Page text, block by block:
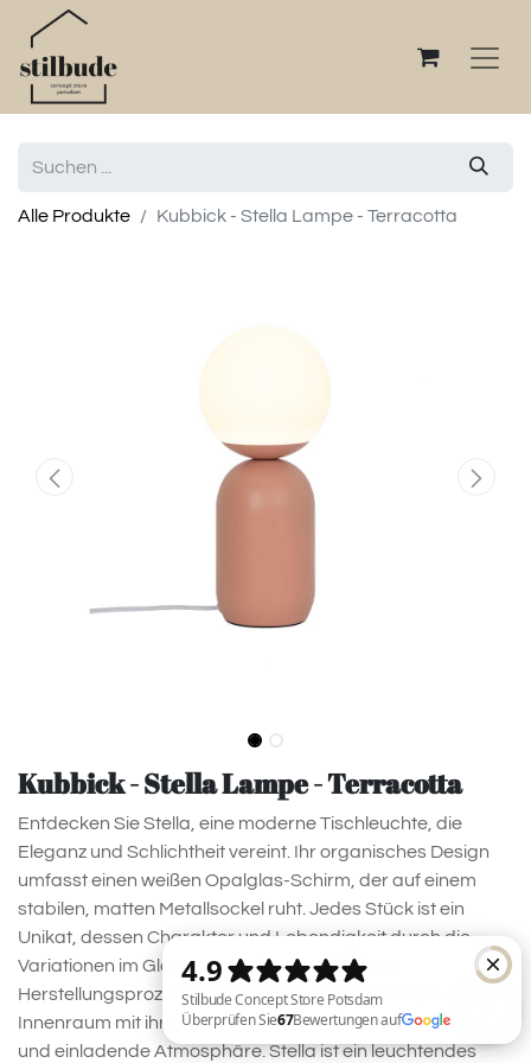
Alle Produkte Kubbick - Stella Lampe - Terracotta
Kubbick - Stella Lampe - Terracotta
Entdecken Sie Stella, eine moderne Tischleuchte, die
Eleganz und Schlichtheit vereint. Ihr organisches Design
umfasst einen weißen Opalglas-Schirm, der auf einem
stabilen, matten Metallsockel ruht. Jedes Stück ist ein
Unikat, dessen Charakter und Lebendigkeit durch die
Variationen im Glas und den handwerklichen
Herstellungsprozess geprägt sind. Stella erhellt jeden
Innenraum mit ihrem sanften Licht und schafft eine warme
und einladende Atmosphäre. Stella ist ein leuchtendes